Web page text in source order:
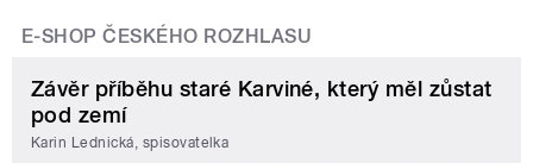
E-SHOP ČESKÉHO ROZHLASU
Závěr příběhu staré Karviné, který měl zůstat
pod zemí
Karin Lednická, spisovatelka